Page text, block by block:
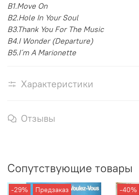
B1.Move On
B2.Hole In Your Soul
B3.Thank You For The Music
B4.I Wonder (Departure)
B5.I´m A Marionette
Характеристики
Отзывы
Сопутствующие товары
-29% Предзаказ -40%